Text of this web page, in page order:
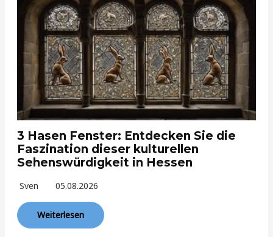
3 Hasen Fenster: Entdecken Sie die
Faszination dieser kulturellen
Sehenswürdigkeit in Hessen
Sven 05.08.2026
Weiterlesen